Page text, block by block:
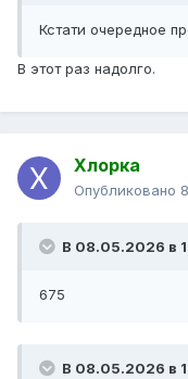
Кстати очередное
В этот раз надолго.
Хлорка
Опубликовано
В 08.05.2026 в
675
В 08.05.2026 в